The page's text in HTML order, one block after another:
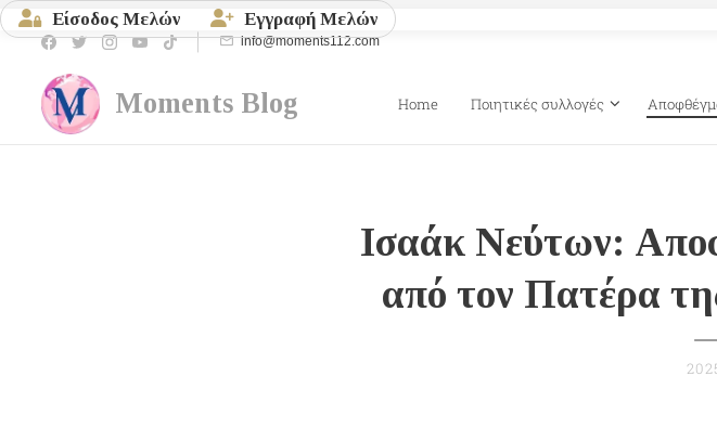
Είσοδος Μελών Εγγραφή Μελών
info@moments112.com
Moments Blog Home Ποιητικές συλλογές
Ισαάκ Νεύτων:
από τον Πατέρα